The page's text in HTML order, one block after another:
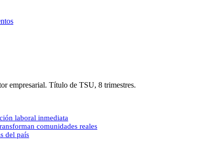
empresarial. Título de TSU, 8 trimestres.
laboral inmediata
comunidades reales
del país